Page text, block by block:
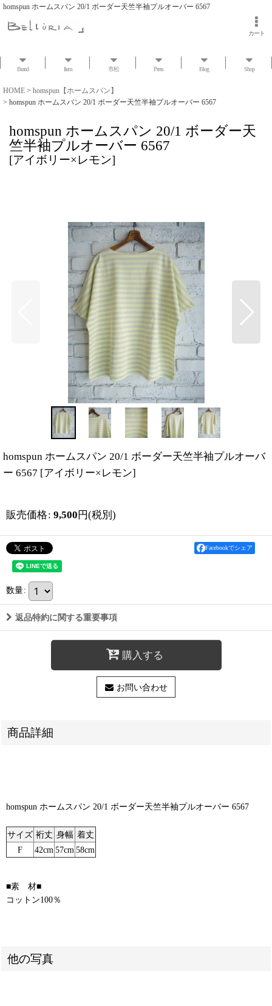
homspun ホームスパン 20/1 ボーダー天竺半袖プルオーバー 6567
カート
Brand Item 市松 Press Blog Shop
HOME > homspun【ホームスパン】
> homspun ホームスパン 20/1 ボーダー天竺半袖プルオーバー 6567
homspun ホームスパン 20/1 ボーダー天
竺半袖プルオーバー 6567
[アイボリー×レモン]
homspun ホームスパン 20/1 ボーダー天竺半袖プルオーバ
ー 6567 [アイボリー×レモン]
販売価格: 9,500 円(税別)
Facebookでシェア
数量:
返品特約に関する重要事項
購入する
お問い合わせ
商品詳細
homspun ホームスパン 20/1 ボーダー天竺半袖プルオーバー 6567
サイズ 裄丈 身幅 着丈
F
42cm 57cm 58cm
■素 材■
コットン100％
他の写真